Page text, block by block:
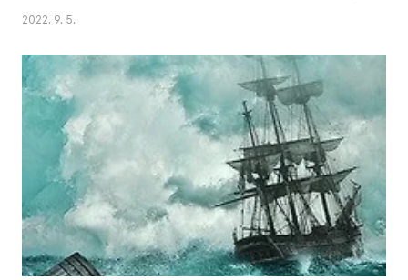
히 큰 특징이 없이 그저 비만 오고 있는 상황인데, 다른데는 어떤지 모르겠습니
정상에 가까운 곳에 세워진 아파트에 사는 저로서는 그렇게 크게 무언가를 느
끼지를 않기는 않습니다. 다만, 사방에서 들려오는 뉴스를 보자면, 이거 상당히
위험하긴 위험한 상황이기는 이라는 것을 알 수 있습니다.
2022. 9. 5.